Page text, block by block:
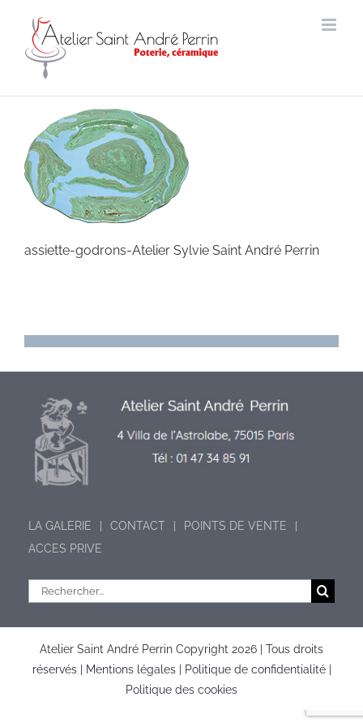
contenu
assiette-godrons-Atelier Sylvie Saint André Perrin
LA GALERIE CONTACT
POINTS DE VENTE
ACCES PRIVE
Rechercher:
Atelier Saint André Perrin Copyright 2026 | Tous droits
réservés |
Mentions légales| Politique de confidentialité|
Politique des cookies